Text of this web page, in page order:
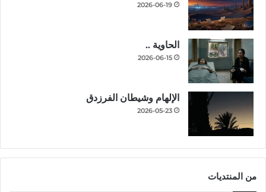
2026-06-19
الحاوية ..
2026-06-15
الإلهام وشيطان الفرزدق
2026-05-23
من المنتديات